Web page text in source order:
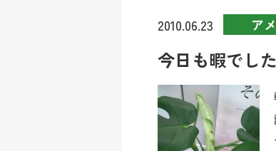
2010.06.23 ア
今日も暇でした